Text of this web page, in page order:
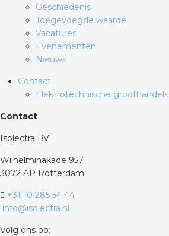
Geschiedenis
Toegevoegde waarde
Vacatures
Evenementen
Nieuws
Contact
Elektrotechnische groothandels
Contact
Isolectra BV
Wilhelminakade 957
3072 AP Rotterdam
+31 10 285 54 44
info@isolectra.nl
Volg ons op: